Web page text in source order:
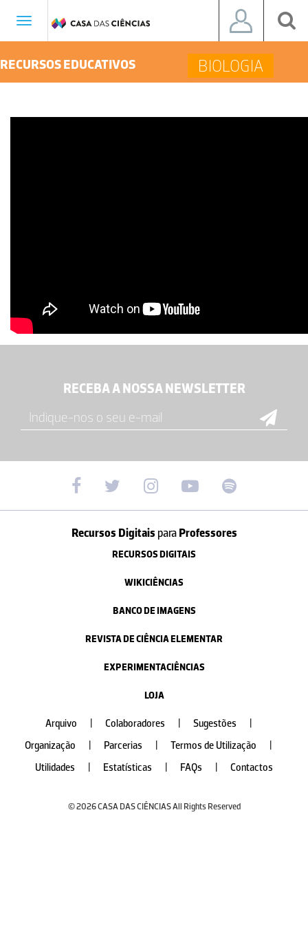
Toggle
RECURSOS EDUCATIVOS BIOLOGIA
RECEBA A NOSSA NEWSLETTER
Recursos Digitais paraProfessores
RECURSOS DIGITAIS
WIKICIÊNCIAS
BANCO DE IMAGENS
REVISTA DE CIÊNCIA ELEMENTAR
EXPERIMENTACIÊNCIAS
LOJA
Arquivo Colaboradores Sugestões
Organização
Parcerias Termos de Utilização
Utilidades
Estatísticas FAQs Contactos
© 2026 CASA DAS CIÊNCIAS All Rights Reserved